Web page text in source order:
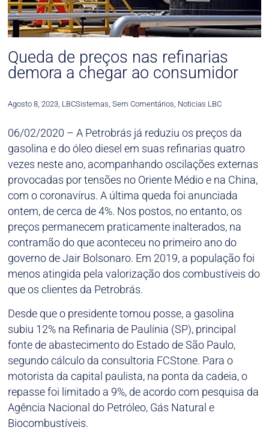
Queda de preços nas refinarias
demora a chegar ao consumidor
Agosto 8, 2023, LBCSistemas, Sem Comentários, Noticias LBC
06/02/2020 – A Petrobrás já reduziu os preços da
gasolina e do óleo diesel em suas refinarias quatro
vezes neste ano, acompanhando oscilações externas
provocadas por tensões no Oriente Médio e na China,
com o coronavírus. A última queda foi anunciada
ontem, de cerca de 4%. Nos postos, no entanto, os
preços permanecem praticamente inalterados, na
contramão do que aconteceu no primeiro ano do
governo de Jair Bolsonaro. Em 2019, a população foi
menos atingida pela valorização dos combustíveis do
que os clientes da Petrobrás.
Desde que o presidente tomou posse, a gasolina
subiu 12% na Refinaria de Paulínia (SP), principal
fonte de abastecimento do Estado de São Paulo,
segundo cálculo da consultoria FCStone. Para o
motorista da capital paulista, na ponta da cadeia, o
repasse foi limitado a 9%, de acordo com pesquisa da
Agência Nacional do Petróleo, Gás Natural e
Biocombustíveis.